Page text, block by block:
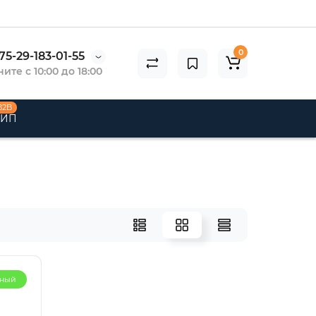
29-183-01-55
с 10:00 до 18:00
0